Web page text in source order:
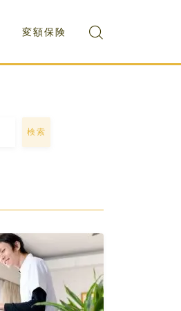
変額保険
検索